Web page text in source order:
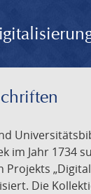
im Jahr 1734
Die